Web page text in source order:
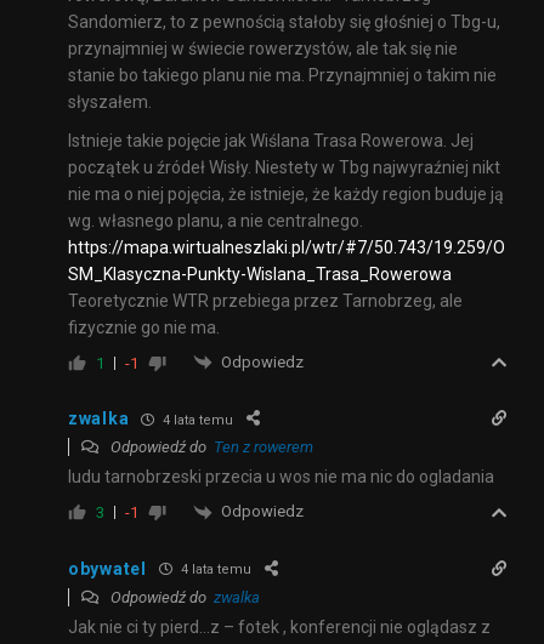
Sandomierz, to z pewnością stałoby się głośniej o Tbg-u,
przynajmniej w świecie rowerzystów, ale tak się nie
stanie bo takiego planu nie ma. Przynajmniej o takim nie
słyszałem.
Istnieje takie pojęcie jak Wiślana Trasa Rowerowa. Jej
początek u źródeł Wisły. Niestety w Tbg najwyraźniej nikt
nie ma o niej pojęcia, że istnieje, że każdy region buduje ją
wg. własnego planu, a nie centralnego.
https://mapa.wirtualneszlaki.pl/wtr/#7/50.743/19.259/O
SM_Klasyczna-Punkty-Wislana_Trasa_Rowerowa
Teoretycznie WTR przebiega przez Tarnobrzeg, ale
fizycznie go nie ma.
1 -1 Odpowiedz
zwalka 4 lata temu
Odpowiedź do Ten z rowerem
ludu tarnobrzeski przecia u wos nie ma nic do ogladania
3 -1 Odpowiedz
obywatel 4 lata temu
Odpowiedź do zwalka
Jak nie ci ty pierd…z – fotek , konferencji nie oglądasz z